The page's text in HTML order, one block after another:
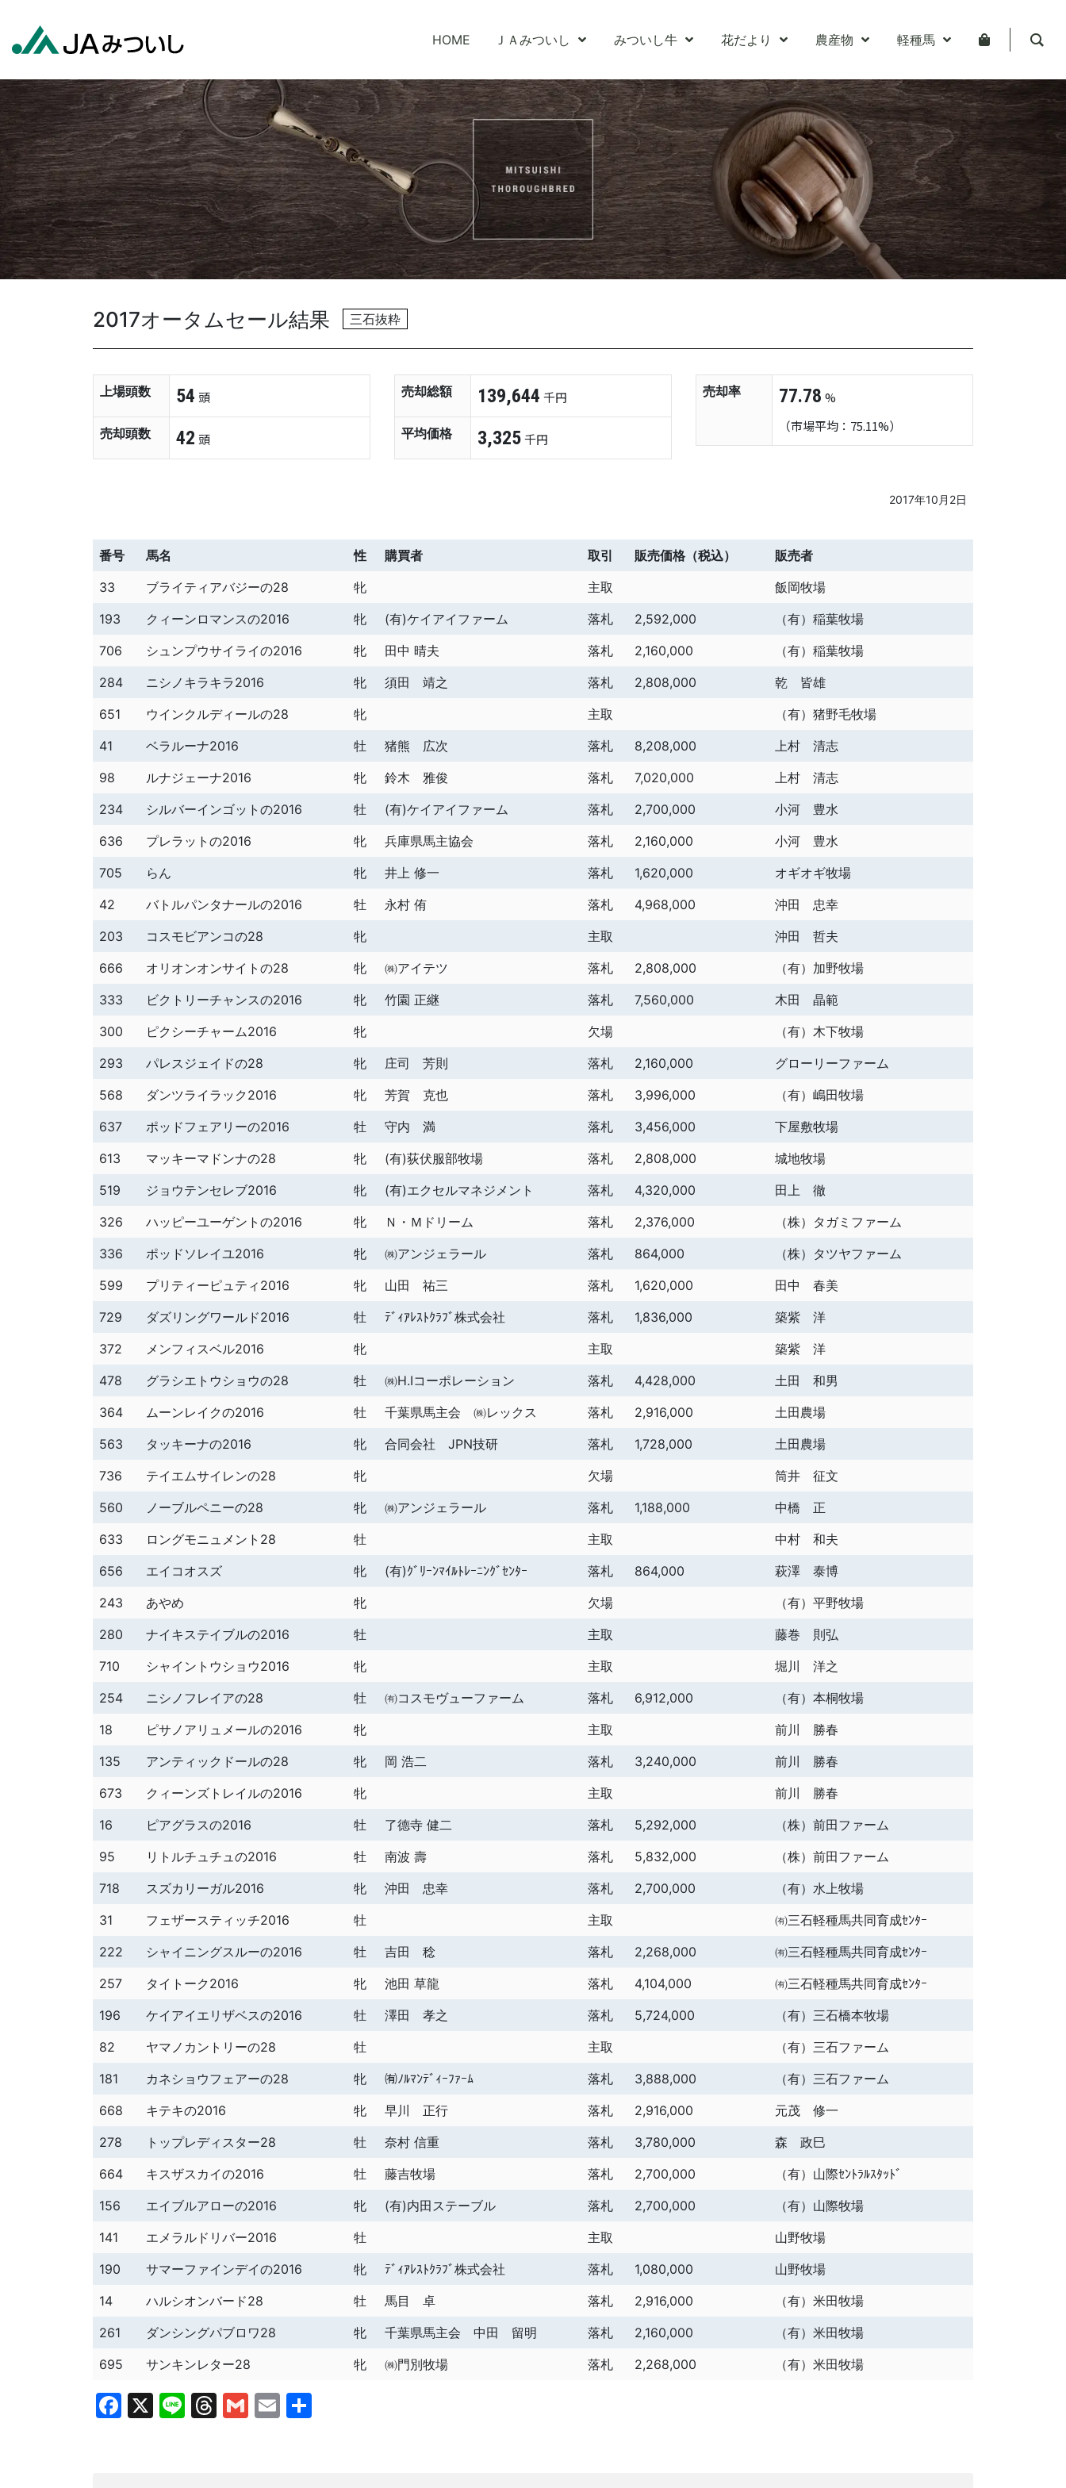
HOME ＪＡみついし みついし牛 花だより 農産物 軽種馬
2017オータムセール結果 三石抜粋
上場頭数 54 頭
売却頭数 42 頭
売却総額 139,644 千円
平均価格 3,325千円
売却率 77.78 %
（市場平均：75.11%）
2017年10月2日
番号 馬名 性 購買者 取引 販売価格（税込）
販売者
33
ブライティアバジーの28 牝 主取
飯岡牧場
193
クィーンロマンスの2016 牝 (有)ケイアイファーム 落札 2,592,000
（有）稲葉牧場
706
シュンプウサイライの2016 牝 田中 晴夫 落札 2,160,000
（有）稲葉牧場
284
ニシノキラキラ2016 牝 須田 靖之 落札 2,808,000
乾 皆雄
651
ウインクルディールの28 牝 主取
（有）猪野毛牧場
41
ベラルーナ2016 牡 猪熊 広次 落札 8,208,000
上村 清志
98
ルナジェーナ2016 牝 鈴木 雅俊 落札 7,020,000
上村 清志
234
シルバーインゴットの2016 牡 (有)ケイアイファーム 落札 2,700,000
小河 豊水
636
プレラットの2016 牝 兵庫県馬主協会 落札 2,160,000
小河 豊水
705
らん 牝 井上 修一 落札 1,620,000
オギオギ牧場
42
バトルパンタナールの2016 牡 永村 侑 落札 4,968,000
沖田 忠幸
203
コスモビアンコの28 牝 主取
沖田 哲夫
666
オリオンオンサイトの28 牝 ㈱アイテツ 落札 2,808,000
（有）加野牧場
333
ビクトリーチャンスの2016 牝 竹園 正継 落札 7,560,000
木田 晶範
300
ピクシーチャーム2016 牝 欠場
（有）木下牧場
293
パレスジェイドの28 牝 庄司 芳則 落札 2,160,000
グローリーファーム
568
ダンツライラック2016 牝 芳賀 克也 落札 3,996,000
（有）嶋田牧場
637
ポッドフェアリーの2016 牡 守内 満 落札 3,456,000
下屋敷牧場
613
マッキーマドンナの28 牝 (有)荻伏服部牧場 落札 2,808,000
城地牧場
519
ジョウテンセレブ2016 牝 (有)エクセルマネジメント 落札 4,320,000
田上 徹
326
ハッピーユーゲントの2016 牝 Ｎ・Ｍドリーム 落札 2,376,000
（株）タガミファーム
336
ポッドソレイユ2016 牝 ㈱アンジェラール 落札 864,000
（株）タツヤファーム
599
プリティーピュティ2016 牝 山田 祐三 落札 1,620,000
田中 春美
729
ダズリングワールド2016 牡 ﾃﾞｨｱﾚｽﾄｸﾗﾌﾞ株式会社 落札 1,836,000
築紫 洋
372
メンフィスベル2016 牝 主取
築紫 洋
478
グラシエトウショウの28 牡 ㈱H.Iコーポレーション 落札 4,428,000
土田 和男
364
ムーンレイクの2016 牡 千葉県馬主会 ㈱レックス 落札 2,916,000
土田農場
563
タッキーナの2016 牝 合同会社 JPN技研 落札 1,728,000
土田農場
736
テイエムサイレンの28 牝 欠場
筒井 征文
560
ノーブルペニーの28 牝 ㈱アンジェラール 落札 1,188,000
中橋 正
633
ロングモニュメント28 牡 主取
中村 和夫
656
エイコオスズ 牝 (有)ｸﾞﾘｰﾝﾏｲﾙﾄﾚｰﾆﾝｸﾞｾﾝﾀｰ 落札 864,000
萩澤 泰博
243
あやめ 牝 欠場
（有）平野牧場
280
ナイキステイブルの2016 牡 主取
藤巻 則弘
710
シャイントウショウ2016 牝 主取
堀川 洋之
254
ニシノフレイアの28 牡 ㈲コスモヴューファーム 落札 6,912,000
（有）本桐牧場
18
ピサノアリュメールの2016 牝 主取
前川 勝春
135
アンティックドールの28 牝 岡 浩二 落札 3,240,000
前川 勝春
673
クィーンズトレイルの2016 牝 主取
前川 勝春
16
ピアグラスの2016 牡 了德寺 健二 落札 5,292,000
（株）前田ファーム
95
リトルチュチュの2016 牡 南波 壽 落札 5,832,000
（株）前田ファーム
718
スズカリーガル2016 牝 沖田 忠幸 落札 2,700,000
（有）水上牧場
31
フェザースティッチ2016 牡 主取
㈲三石軽種馬共同育成ｾﾝﾀｰ
222
シャイニングスルーの2016 牡 吉田 稔 落札 2,268,000
㈲三石軽種馬共同育成ｾﾝﾀｰ
257
タイトーク2016 牝 池田 草龍 落札 4,104,000
㈲三石軽種馬共同育成ｾﾝﾀｰ
196
ケイアイエリザベスの2016 牡 澤田 孝之 落札 5,724,000
（有）三石橋本牧場
82
ヤマノカントリーの28 牡 主取
（有）三石ファーム
181
カネショウフェアーの28 牝 ㈲ﾉﾙﾏﾝﾃﾞｨｰﾌｧｰﾑ 落札 3,888,000
（有）三石ファーム
668
キテキの2016 牝 早川 正行 落札 2,916,000
元茂 修一
278
トップレディスター28 牡 奈村 信重 落札 3,780,000
森 政巳
664
キスザスカイの2016 牡 藤吉牧場 落札 2,700,000
（有）山際ｾﾝﾄﾗﾙｽﾀｯﾄﾞ
156
エイブルアローの2016 牝 (有)内田ステーブル 落札 2,700,000
（有）山際牧場
141
エメラルドリバー2016 牡 主取
山野牧場
190
サマーファインデイの2016 牝 ﾃﾞｨｱﾚｽﾄｸﾗﾌﾞ株式会社 落札 1,080,000
山野牧場
14
ハルシオンバード28 牡 馬目 卓 落札 2,916,000
（有）米田牧場
261
ダンシングパブロワ28 牝 千葉県馬主会 中田 留明 落札 2,160,000
（有）米田牧場
695
サンキンレター28 牝 ㈱門別牧場 落札 2,268,000 （有）米田牧場
Facebook
X LineThreads
Gmail
Email